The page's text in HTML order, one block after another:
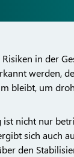
in der
werden,
bleibt, um
ist nicht nur
sich auch
den